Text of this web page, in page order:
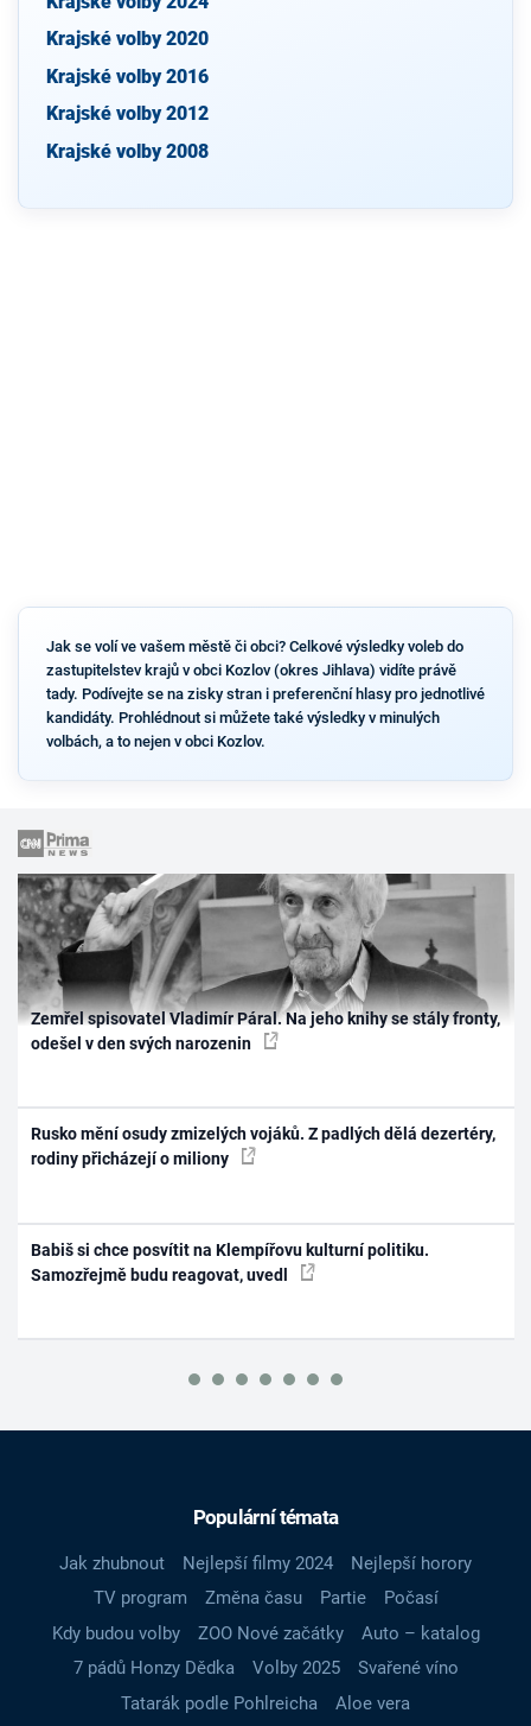
Krajské volby 2020
Krajské volby 2016
Krajské volby 2012
Krajské volby 2008
Jak se volí ve vašem městě či obci? Celkové výsledky voleb do
zastupitelstev krajů v obci Kozlov (okres Jihlava) vidíte právě
tady. Podívejte se na zisky stran i preferenční hlasy pro jednotlivé
kandidáty. Prohlédnout si můžete také výsledky v minulých
volbách, a to nejen v obci Kozlov.
Zemřel spisovatel Vladimír Páral. Na jeho knihy se stály fronty,
odešel v den svých narozenin
Rusko mění osudy zmizelých vojáků. Z padlých dělá dezertéry,
rodiny přicházejí o miliony
Babiš si chce posvítit na Klempířovu kulturní politiku.
Samozřejmě budu reagovat, uvedl
Populární témata
Jak zhubnout Nejlepší filmy 2024
Nejlepší horory
TV program
Změna času Partie
Počasí
Kdy budou volby
ZOO Nové začátky
Auto – katalog
7 pádů Honzy Dědka
Volby 2025
Svařené víno
Tatarák podle Pohlreicha
Aloe vera